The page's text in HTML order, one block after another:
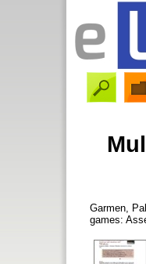
Garmen,
games: